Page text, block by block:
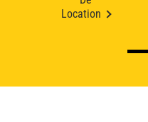
Location